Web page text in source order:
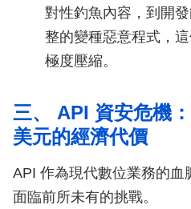
對性釣魚內容，到開
整的變種惡意程式，
極度壓縮。
三、 API 資安危機
美元的經濟代價
API 作為現代數位業務的血
面臨前所未有的挑戰。